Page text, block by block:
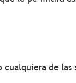
cualquiera de las